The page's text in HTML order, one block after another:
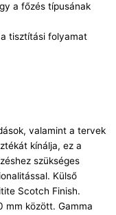
a főzés típusának
tisztítási folyamat
valamint a tervek
kínálja, ez a
szükséges
Külső
Scotch Finish.
mm között. Gamma